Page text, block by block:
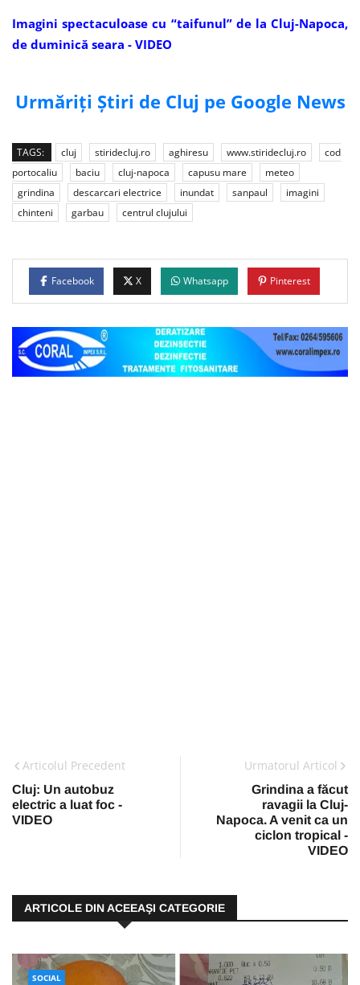
Imagini spectaculoase cu “taifunul” de la Cluj-Napoca,
de duminică seara - VIDEO
Urmăriți Știri de Cluj pe Google News
TAGS: cluj stiridecluj.ro aghiresu www.stiridecluj.ro
cod
portocaliu
baciu cluj-napoca capusu mare
meteo
grindina
descarcari electrice inundat sanpaul
imagini
chinteni
garbau centrul clujului
Facebook X Whatsapp Pinterest
Articolul Precedent
Cluj: Un autobuz
electric a luat foc -
VIDEO
Urmatorul Articol
Grindina a făcut
ravagii la Cluj-
Napoca. A venit ca un
ciclon tropical -
VIDEO
ARTICOLE DIN ACEEAŞI CATEGORIE
SOCIAL